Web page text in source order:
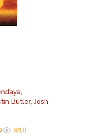
Butler Josh
9/10